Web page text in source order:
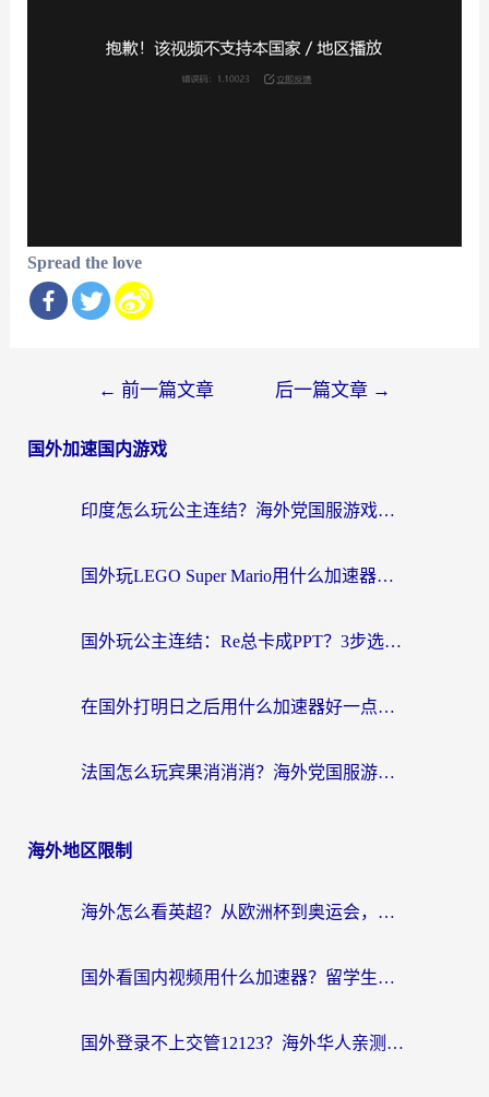
Spread the love
导
← 前一篇文章 后一篇文章 →
国外加速国内游戏
印度怎么玩公主连结？海外党国服游戏加速终极指南（附仙境传说RO重生细胞优化技巧）
国外玩LEGO Super Mario用什么加速器？2026海外玩家亲测有效指南
国外玩公主连结：Re总卡成PPT？3步选对加速器，畅玩国服无压力
在国外打明日之后用什么加速器好一点？海外玩家亲测有效的国服游戏加速指南
法国怎么玩宾果消消消？海外党国服游戏加速器终极指南（附漫威召唤与合成解决办法）
海外地区限制
海外怎么看英超？从欧洲杯到奥运会，一份让你不卡壳的中文解说观看指南
国外看国内视频用什么加速器？留学生和海外华人的实用指南
国外登录不上交管12123？海外华人亲测有效的回国加速器选择指南